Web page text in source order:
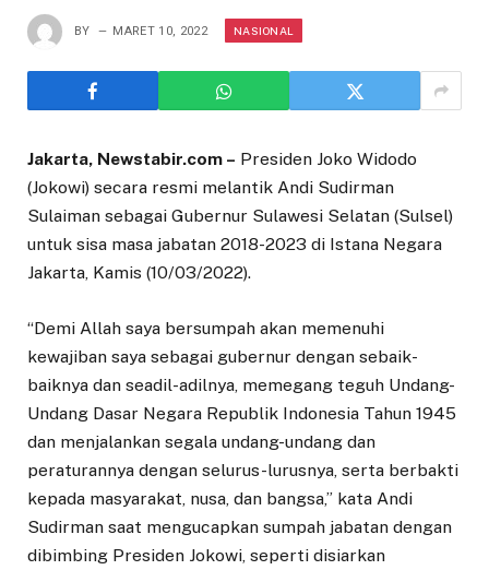
BY MARET 10, 2022 NASIONAL
Jakarta, Newstabir.com – Presiden Joko Widodo
(Jokowi) secara resmi melantik Andi Sudirman
Sulaiman sebagai Gubernur Sulawesi Selatan (Sulsel)
untuk sisa masa jabatan 2018-2023 di Istana Negara
Jakarta, Kamis (10/03/2022).
“Demi Allah saya bersumpah akan memenuhi
kewajiban saya sebagai gubernur dengan sebaik-
baiknya dan seadil-adilnya, memegang teguh Undang-
Undang Dasar Negara Republik Indonesia Tahun 1945
dan menjalankan segala undang-undang dan
peraturannya dengan selurus-lurusnya, serta berbakti
kepada masyarakat, nusa, dan bangsa,” kata Andi
Sudirman saat mengucapkan sumpah jabatan dengan
dibimbing Presiden Jokowi, seperti disiarkan